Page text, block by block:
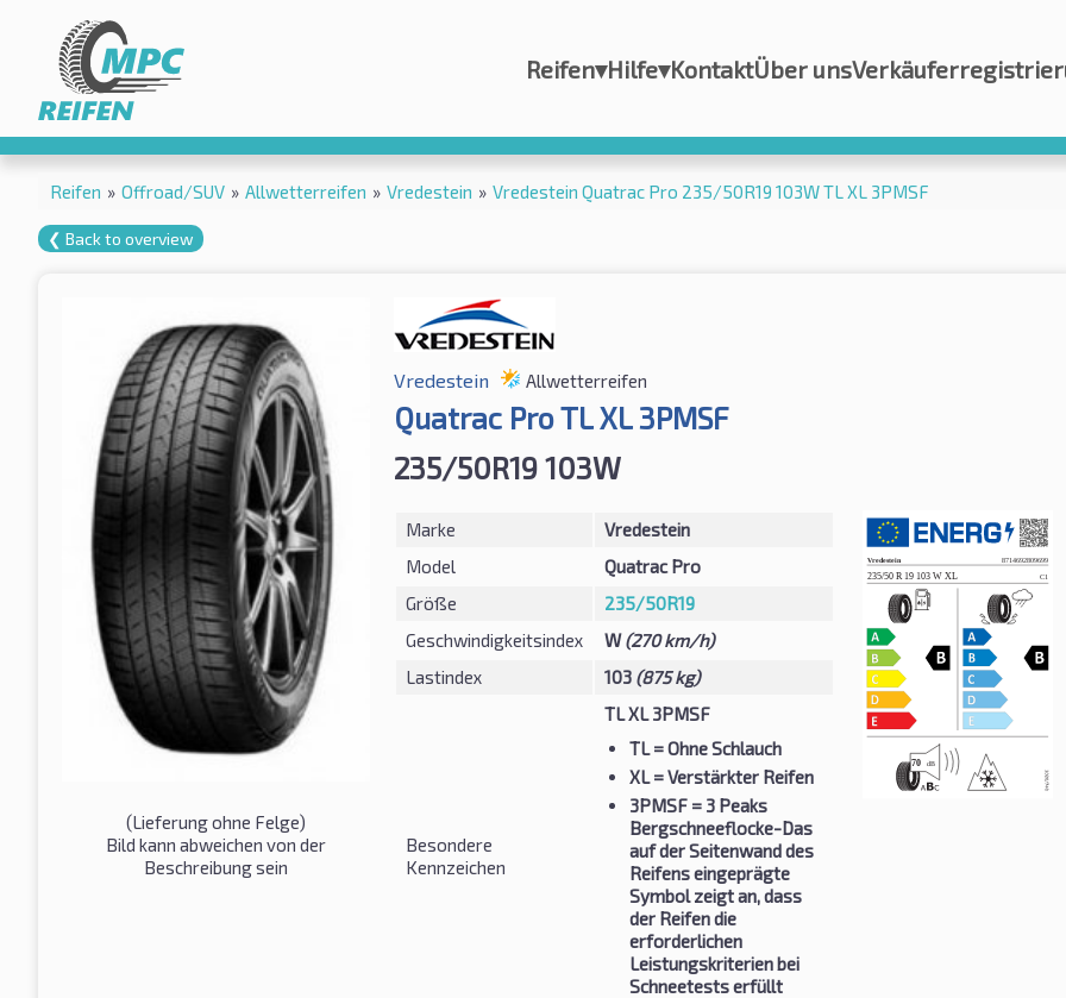
Reifen▾Hilfe▾KontaktÜber uns
Reifen » Offroad/SUV » Allwetterreifen » Vredestein » Vredestein Quatrac Pro 235/50R19 103W TL XL 3PMSF
❮ Back to overview
(Lieferung ohne Felge)
Bild kann abweichen von der
Beschreibung sein
Vredestein Allwetterreifen
Quatrac Pro TL XL 3PMSF
235/50R19 103W
Marke
Vredestein
Model
Quatrac Pro
Größe
235/50R19
Geschwindigkeitsindex
W(270 km/h)
Lastindex
103 (875 kg)
Besondere
Kennzeichen
TL XL 3PMSF
TL= Ohne Schlauch
XL= Verstärkter Reifen
3PMSF= 3 Peaks
Bergschneeflocke-Das
auf der Seitenwand des
Reifens eingeprägte
Symbol zeigt an, dass
der Reifen die
erforderlichen
Leistungskriterien bei
Schneetests erfüllt